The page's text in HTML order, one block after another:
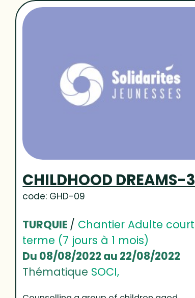
CHILDHOOD DREAMS-3
code: GHD-09
TURQUIE / Chantier Adulte court
terme (7 jours à 1 mois)
Du 08/08/2022 au 22/08/2022
Thématique SOCI,